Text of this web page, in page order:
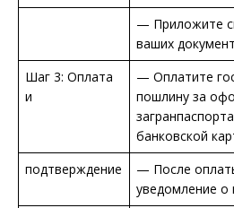
— Приложите
ваших
Шаг 3: Оплата
и
— Оплатите
пошлину за
банковской
подтверждение
— После
уведомление о